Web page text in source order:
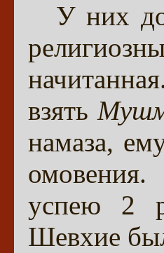
У них
взять
намаза,
омовения.
успею 2
Шевхие